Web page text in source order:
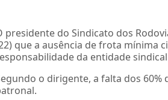
presidente do Sindicato dos
que a ausência de frota mínima
da entidade
o dirigente, a falta dos